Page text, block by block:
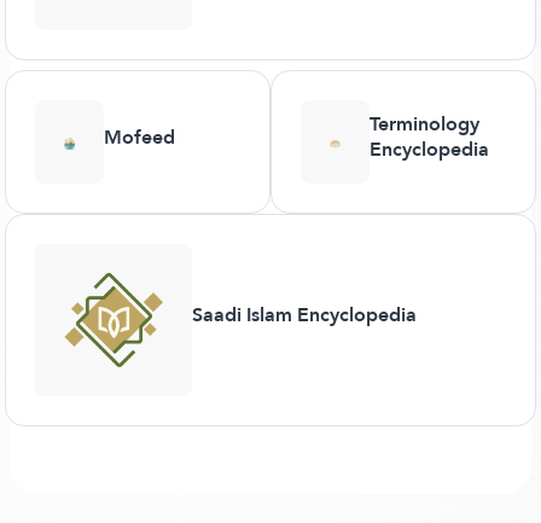
Mofeed Terminology
Encyclopedia
Saadi Islam Encyclopedia